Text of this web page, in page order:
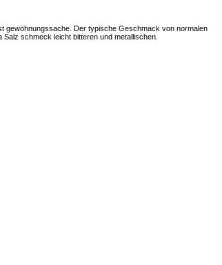
gewöhnungssache. Der typische Geschmack von normalen
schmeck leicht bitteren und metallischen.